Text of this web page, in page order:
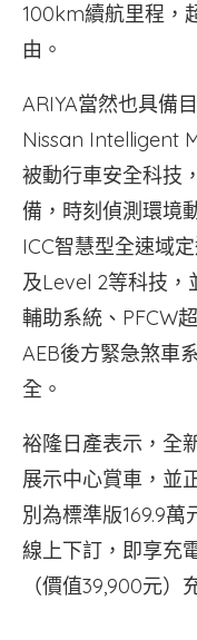
100km續航里程，
由。
ARIYA當然也具備
Nissan Intelligent
被動行車安全科技
備，時刻偵測環境
ICC智慧型全速域
及Level 2等科技，
輔助系統、PFCW
AEB後方緊急煞車
全。
裕隆日產表示，全
展示中心賞車，並
別為標準版169.9萬
線上下訂，即享充
（價值39,900元）